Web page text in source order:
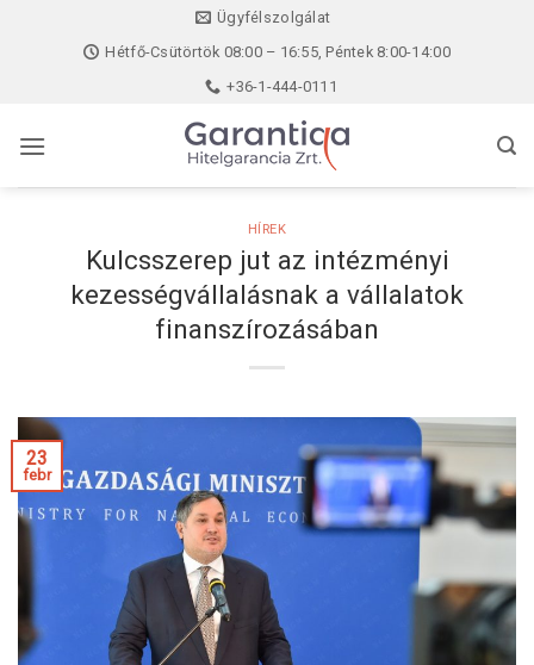
Ügyfélszolgálat
Hétfő-Csütörtök 08:00 – 16:55, Péntek 8:00-14:00
+36-1-444-0111
HÍREK
Kulcsszerep jut az intézményi
kezességvállalásnak a vállalatok
finanszírozásában
23
febr